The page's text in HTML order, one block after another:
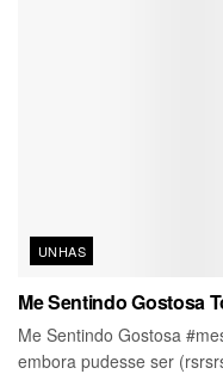
UNHAS
Me Sentindo Gostosa
Me Sentindo Gostosa
embora pudesse ser